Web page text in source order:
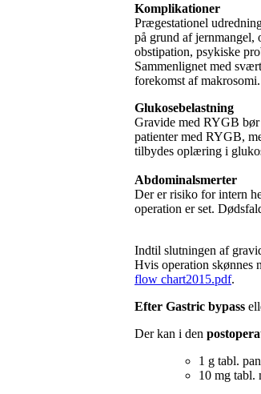
Komplikationer
Prægestationel
på grund af
obstipation, psykiske
Sammenlignet med
forekomst af
Glukosebelastning
Gravide med RYGB bør
patienter med RYGB,
tilbydes oplæring i
Abdominalsmerter
Der er risiko for intern
operation er set.
Indtil slutningen af
Hvis operation skønnes
flow chart2015.pdf.
Efter Gastric bypass
Der kan i den
1 g tabl.
10 mg tabl.